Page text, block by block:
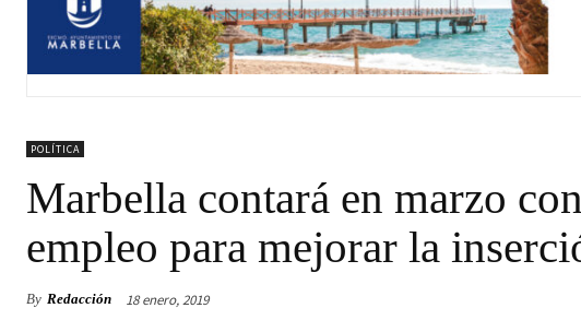
POLÍTICA
Marbella contará en marzo
empleo para mejorar la
By Redacción 18 enero, 2019